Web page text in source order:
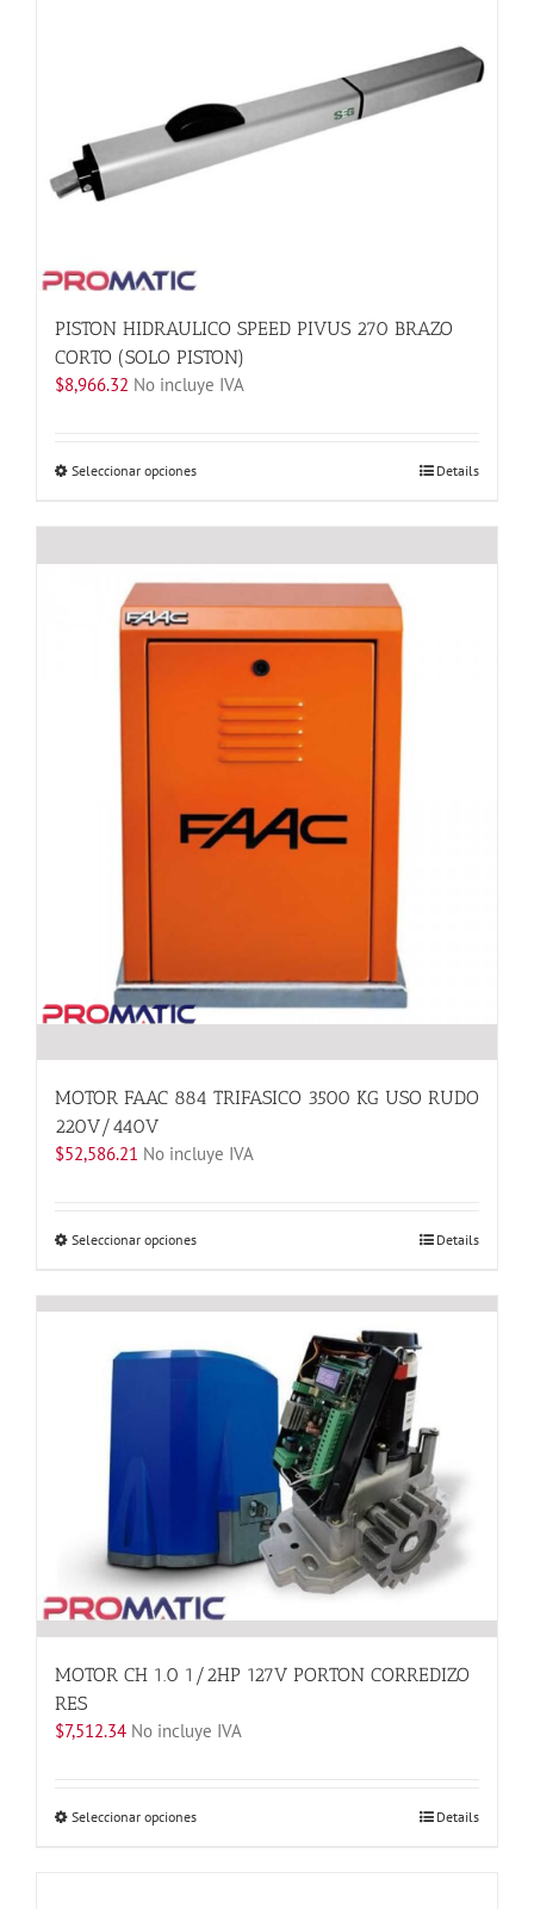
PISTON HIDRAULICO SPEED PIVUS 270 BRAZO
CORTO (SOLO PISTON)
$8,966.32 No incluye IVA
Seleccionar opcionesEste
tiene
variantes.
Las
opciones
elegir
de
producto
Details
MOTOR FAAC 884 TRIFASICO 3500 KG USO RUDO
220V/440V
$52,586.21 No incluye IVA
Seleccionar opcionesEste
tiene
múltiples
variantes.
página
de
producto
Details
MOTOR CH 1.0 1/2HP 127V PORTON CORREDIZO
RES
$7,512.34 No incluye IVA
Seleccionar opcionesEste
Details